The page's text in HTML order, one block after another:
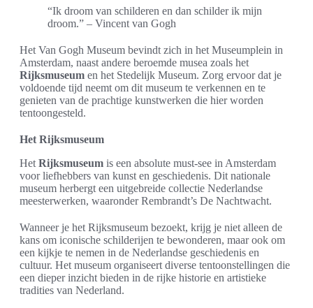
“Ik droom van schilderen en dan schilder ik mijn
droom.” – Vincent van Gogh
Het Van Gogh Museum bevindt zich in het Museumplein in
Amsterdam, naast andere beroemde musea zoals het
Rijksmuseum en het Stedelijk Museum. Zorg ervoor dat je
voldoende tijd neemt om dit museum te verkennen en te
genieten van de prachtige kunstwerken die hier worden
tentoongesteld.
Het Rijksmuseum
Het Rijksmuseum is een absolute must-see in Amsterdam
voor liefhebbers van kunst en geschiedenis. Dit nationale
museum herbergt een uitgebreide collectie Nederlandse
meesterwerken, waaronder Rembrandt’s De Nachtwacht.
Wanneer je het Rijksmuseum bezoekt, krijg je niet alleen de
kans om iconische schilderijen te bewonderen, maar ook om
een kijkje te nemen in de Nederlandse geschiedenis en
cultuur. Het museum organiseert diverse tentoonstellingen die
een dieper inzicht bieden in de rijke historie en artistieke
tradities van Nederland.